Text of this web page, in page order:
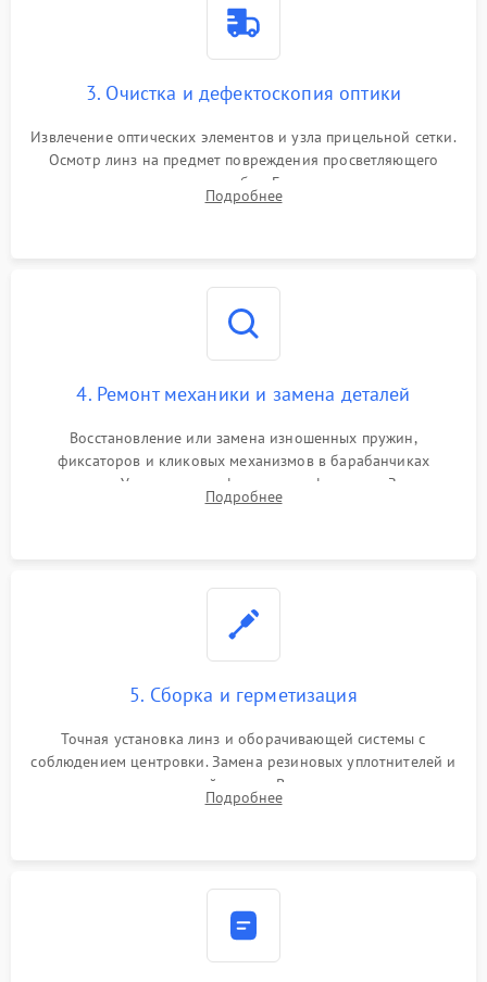
3. Очистка и дефектоскопия оптики
Извлечение оптических элементов и узла прицельной сетки.
Осмотр линз на предмет повреждения просветляющего
покрытия или появления грибка. Бережная очистка стекол
спецрастворами. Проверка целостности гравированной
Подробнее
4. Ремонт механики и замена деталей
Восстановление или замена изношенных пружин,
фиксаторов и кликовых механизмов в барабанчиках
поправок. Устранение люфтов в трансфокаторе. Замена
поврежденных линз, разбитой сетки или восстановление
Подробнее
5. Сборка и герметизация
Точная установка линз и оборачивающей системы с
соблюдением центровки. Замена резиновых уплотнителей и
нанесение влагозащитной смазки. Вакуумирование корпуса
и заполнение его осушенным азотом или аргоном для
Подробнее